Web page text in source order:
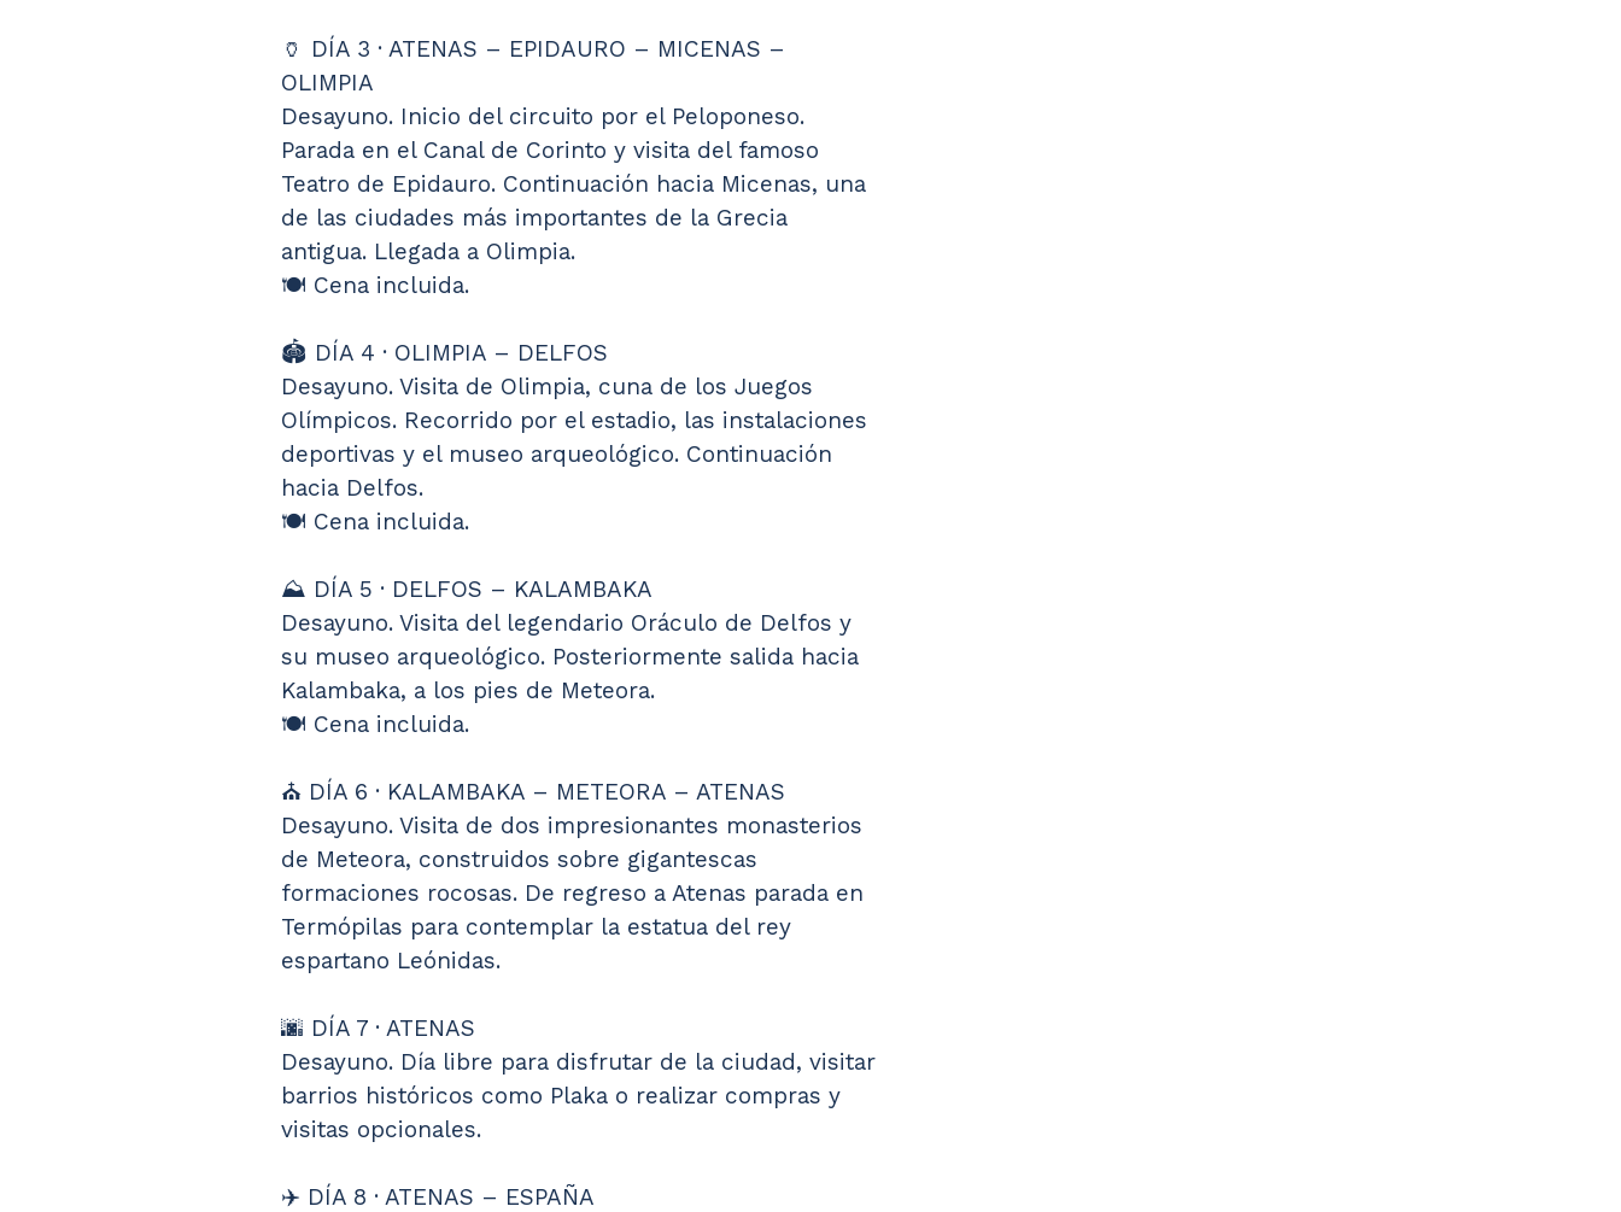
🏺 DÍA 3 · ATENAS – EPIDAURO – MICENAS –
OLIMPIA
Desayuno. Inicio del circuito por el Peloponeso.
Parada en el Canal de Corinto y visita del famoso
Teatro de Epidauro. Continuación hacia Micenas, una
de las ciudades más importantes de la Grecia
antigua. Llegada a Olimpia.
🍽️ Cena incluida.
🏟️ DÍA 4 · OLIMPIA – DELFOS
Desayuno. Visita de Olimpia, cuna de los Juegos
Olímpicos. Recorrido por el estadio, las instalaciones
deportivas y el museo arqueológico. Continuación
hacia Delfos.
🍽️ Cena incluida.
⛰️ DÍA 5 · DELFOS – KALAMBAKA
Desayuno. Visita del legendario Oráculo de Delfos y
su museo arqueológico. Posteriormente salida hacia
Kalambaka, a los pies de Meteora.
🍽️ Cena incluida.
⛪ DÍA 6 · KALAMBAKA – METEORA – ATENAS
Desayuno. Visita de dos impresionantes monasterios
de Meteora, construidos sobre gigantescas
formaciones rocosas. De regreso a Atenas parada en
Termópilas para contemplar la estatua del rey
espartano Leónidas.
🌆 DÍA 7 · ATENAS
Desayuno. Día libre para disfrutar de la ciudad, visitar
barrios históricos como Plaka o realizar compras y
visitas opcionales.
✈️ DÍA 8 · ATENAS – ESPAÑA